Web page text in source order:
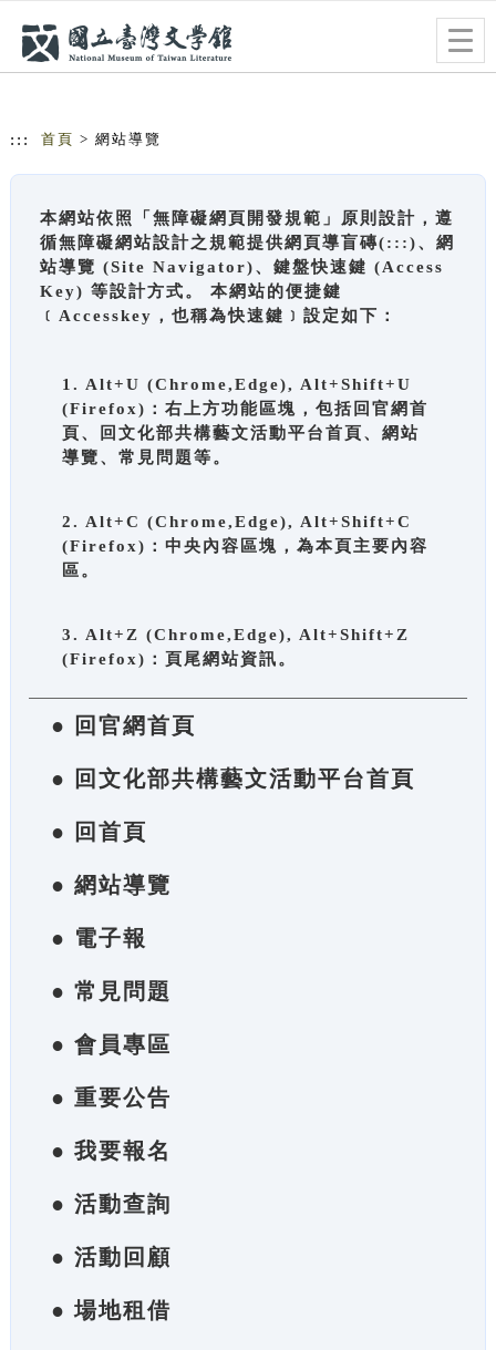
::: 首頁 > 網站導覽
本網站依照「無障礙網頁開發規範」原則設計，遵
循無障礙網站設計之規範提供網頁導盲磚(:::)、網
站導覽 (Site Navigator)、鍵盤快速鍵 (Access
Key) 等設計方式。 本網站的便捷鍵
﹝Accesskey，也稱為快速鍵﹞設定如下：
1. Alt+U (Chrome,Edge), Alt+Shift+U
(Firefox)：右上方功能區塊，包括回官網首
頁、回文化部共構藝文活動平台首頁、網站
導覽、常見問題等。
2. Alt+C (Chrome,Edge), Alt+Shift+C
(Firefox)：中央內容區塊，為本頁主要內容
區。
3. Alt+Z (Chrome,Edge), Alt+Shift+Z
(Firefox)：頁尾網站資訊。
● 回官網首頁
● 回文化部共構藝文活動平台首頁
● 回首頁
● 網站導覽
● 電子報
● 常見問題
● 會員專區
● 重要公告
● 我要報名
● 活動查詢
● 活動回顧
● 場地租借